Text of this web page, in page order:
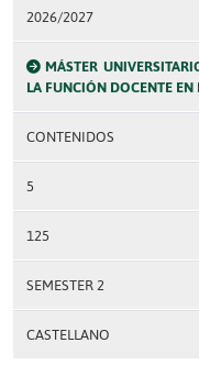
2026/2027
MÁSTER
LA FUNCIÓN DOCENTE
CONTENIDOS
5
125
SEMESTER 2
CASTELLANO